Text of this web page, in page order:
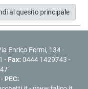
al quesito principale
Enrico Fermi, 134 -
- Fax: 0444 1429743 -
- PEC: